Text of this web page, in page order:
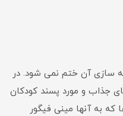
سازی آن ختم نمی شود. در
جذاب و مورد پسند کودکان
که به آنها مینی فیگور